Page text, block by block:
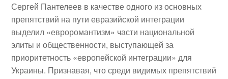
Сергей Пантелеев в качестве одного из основных
препятствий на пути евразийской интеграции
выделил «евроромантизм» части национальной
элиты и общественности, выступающей за
приоритетность «европейской интеграции» для
Украины. Признавая, что среди видимых препятствий